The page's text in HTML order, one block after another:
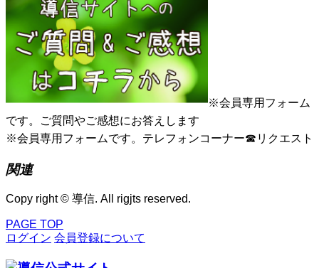
※会員専用フォーム
です。ご質問やご感想にお答えします
※会員専用フォームです。テレフォンコーナー☎リクエスト
関連
Copy right © 導信. All rigjts reserved.
PAGE TOP
ログイン 会員登録について